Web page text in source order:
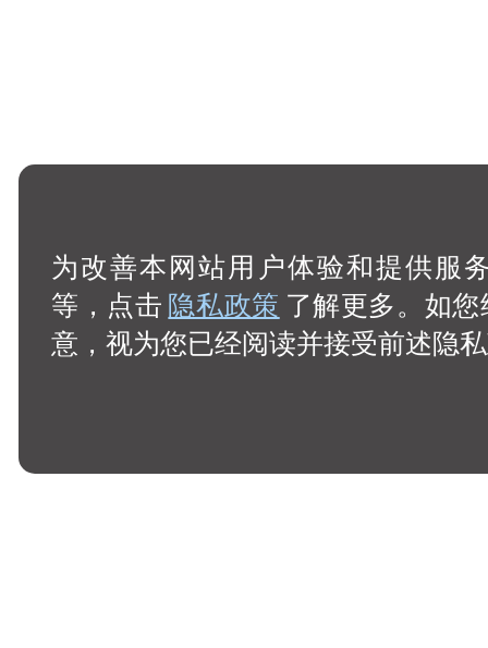
为改善本网站用户体验和提供服
等，点击隐私政策 了解更多。如
意，视为您已经阅读并接受前述隐